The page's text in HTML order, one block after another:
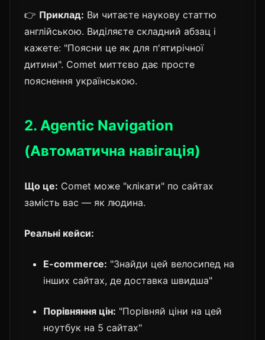
👉 Приклад: Ви читаєте наукову статтю
англійською. Виділяєте складний абзац і
кажете: "Поясни це як для п'ятирічної
дитини". Comet миттєво дає просте
пояснення українською.
2. Agentic Navigation
(Автоматична навігація)
Що це: Comet може "клікати" по сайтах
замість вас — як людина.
Реальні кейси:
E-commerce: "Знайди цей велосипед на
інших сайтах, де доставка швидша"
Порівняння цін: "Порівняй ціни на цей
ноутбук на 5 сайтах"